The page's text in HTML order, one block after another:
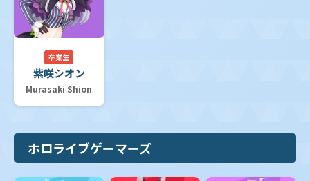
卒業生
紫咲シオン
Murasaki Shion
ホロライブゲーマーズ